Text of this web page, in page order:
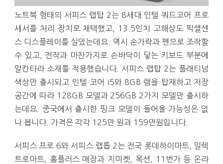
노트북 형태의 서피스 랩탑 2는 8세대 인텔 쿼드코어 프로
세서를 처리 장치로 채택했고, 13.5인치 고해상도 픽셀센
스 디스플레이를 실었는데요. 역시 손가락과 펜으로 조작할
수 있고, 전작과 마찬가지로 손바닥이 닿는 키보드 부분에
알칸타라 소재를 적용했습니다. 서피스 랩탑 2는 플래티넘
색상만 출시되고 인텔 코어 i5와 8GB 램을 탑재하고 저장
공간에 따라 128GB 모델과 256GB 2가지 모델만 출시하
는데요. 중국에서 출시한 핑크 모델이 들어올 가능성은 없
나 봅니다. 가격은 각각 125만 원과 159만원입니다.
서피스 프로 6와 서피스 랩톱 2는 전국 롯데하이마트, 일렉
트로마트, 홈플러스 매장과 지마켓, 옥션, 11번가 등 온라